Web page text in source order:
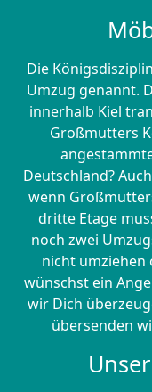
Die
Umzug genannt.
innerhalb Kiel
Großmutters
Deutschland?
wenn
dritte Etage
noch zwei
nicht
wünschst ein
wir Dich
übersenden